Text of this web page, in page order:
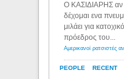
PEOPLE RECENT
Ο ΚΑΣΙΔΙΑΡΗΣ αν
δέχομαι ενα
μιλάει για
πρόεδρος του...